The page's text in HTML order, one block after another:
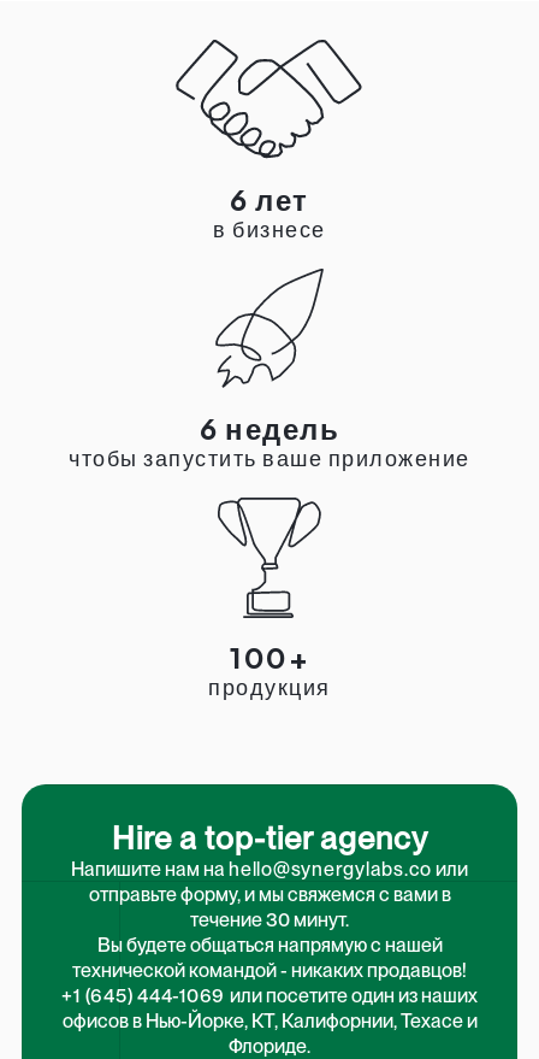
6 лет
в бизнесе
6 недель
чтобы запустить ваше приложение
100+
продукция
Hire a top-tier agency
Напишите нам на hello@synergylabs.co или
отправьте форму, и мы свяжемся с вами в
течение 30 минут.
Вы будете общаться напрямую с нашей
технической командой - никаких продавцов!
+1 (645) 444-1069 или посетите один из наших
офисов в Нью-Йорке, КТ, Калифорнии, Техасе и
Флориде.